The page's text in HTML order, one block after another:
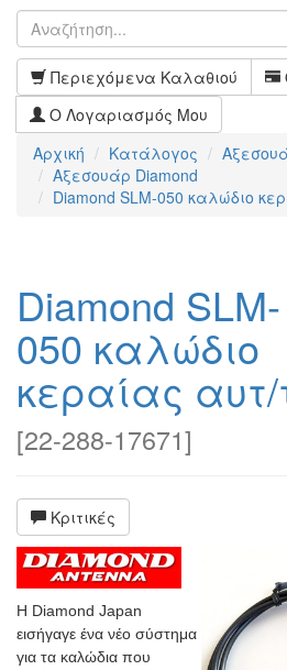
Περιεχόμενα Καλαθιού
Ο Λογαριασμός Μου
Αρχική
Κατάλογος
Αξεσουάρ Diamond
Diamond SLM-050 καλώδιο
Diamond SLM-
050 καλώδιο
κεραίας αυτ/
[22-288-17671]
Κριτικές
Η Diamond Japan
εισήγαγε ένα νέο σύστημα
για τα καλώδια που